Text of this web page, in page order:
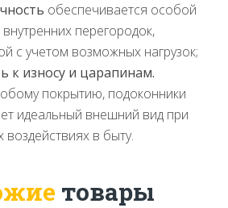
обеспечивается особой
внутренних перегородок,
с учетом возможных нагрузок;
к износу и царапинам.
покрытию, подоконники
идеальный внешний вид при
воздействиях в быту.
товары